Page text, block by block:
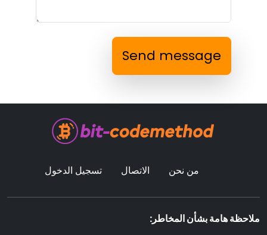
Send message
من نحن الاتصال تسجيل الدخول
ملاحظة هامة بشأن المخاطر: